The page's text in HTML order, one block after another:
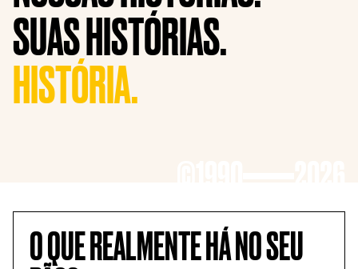
SUAS HISTÓRIAS.
HISTÓRIA.
O QUE REALMENTE HÁ NO SEU